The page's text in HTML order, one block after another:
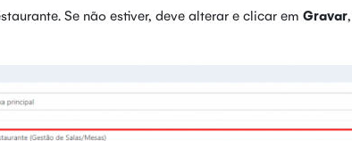
Se não estiver, deve alterar e clicar em Gravar,